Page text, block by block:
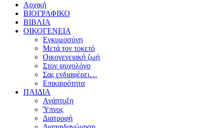
Αρχική
ΒΙΟΓΡΑΦΙΚΟ
ΒΙΒΛΙΑ
ΟΙΚΟΓΕΝΕΙΑ
Εγκυμοσύνη
Μετά τον τοκετό
Οικογενειακή ζωή
Στον ψυχολόγο
Σας ενδιαφέρει…
Επικαιρότητα
ΠΑΙΔΙΑ
Ανάπτυξη
Ύπνος
Διατροφή